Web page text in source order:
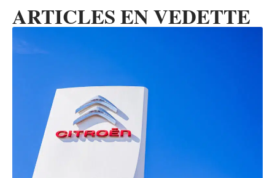
ARTICLES EN VEDETTE